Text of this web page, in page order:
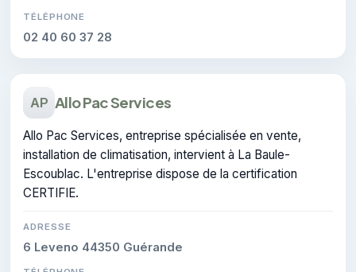
TÉLÉPHONE
02 40 60 37 28
AP Allo Pac Services
Allo Pac Services, entreprise spécialisée en vente,
installation de climatisation, intervient à La Baule-
Escoublac. L'entreprise dispose de la certification
CERTIFIE.
ADRESSE
6 Leveno 44350 Guérande